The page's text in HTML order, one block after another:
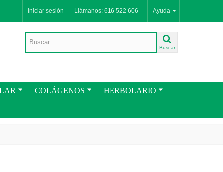
Ayuda
Llámanos: 616 522 606
Iniciar sesión
Buscar
COLÁGENOS HERBOLARIO